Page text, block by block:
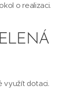
o realizaci.
využít dotaci.